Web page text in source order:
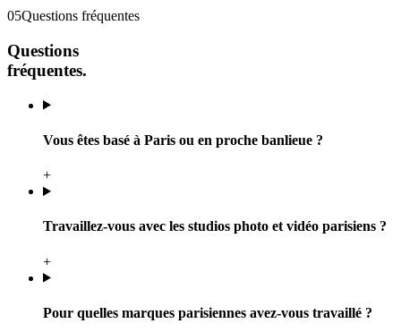
05Questions fréquentes
Questions
fréquentes.
Vous êtes basé à Paris ou en proche banlieue ?
+
Travaillez-vous avec les studios photo et vidéo parisiens ?
+
Pour quelles marques parisiennes avez-vous travaillé ?